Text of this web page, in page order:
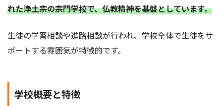
れた浄土宗の宗門学校で、仏教精神を基盤としています。
生徒の学習相談や進路相談が行われ、学校全体で生徒をサ
ポートする雰囲気が特徴的です。
学校概要と特徴